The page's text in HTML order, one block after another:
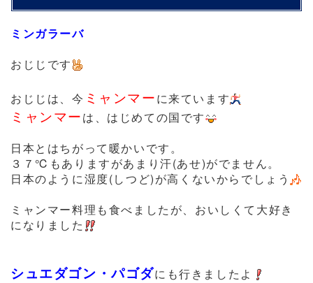
ミンガラーバ
おじじです
おじじは、今 ミャンマーに来ています
ミャンマーは、はじめての国です
日本とはちがって暖かいです。
３７℃もありますがあまり汗(あせ)がでません。
日本のように湿度(しつど)が高くないからでしょう
ミャンマー料理も食べましたが、おいしくて大好き
になりました
シュエダゴン・パゴダにも行きましたよ